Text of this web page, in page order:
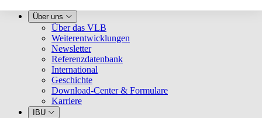
Über uns
Über das VLB
Weiterentwicklungen
Newsletter
Referenzdatenbank
International
Geschichte
Download-Center & Formulare
Karriere
IBU